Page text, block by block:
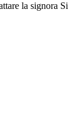
la signora